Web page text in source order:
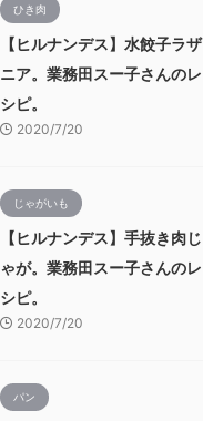
ひき肉
【ヒルナンデス】水餃子ラザ
ニア。業務田スー子さんのレ
シピ。
2020/7/20
じゃがいも
【ヒルナンデス】手抜き肉じ
ゃが。業務田スー子さんのレ
シピ。
2020/7/20
パン